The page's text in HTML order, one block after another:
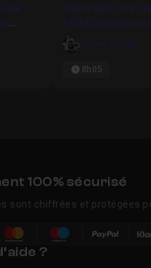
cours.
-
Préparation à la
TOSA Digcomp
compétences
base)
Olivier Krakus
8h05
100% sécurisé
sont chiffrées et protégées
?